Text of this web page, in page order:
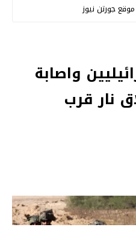
جورتن نيوز
واصابة
نار قرب